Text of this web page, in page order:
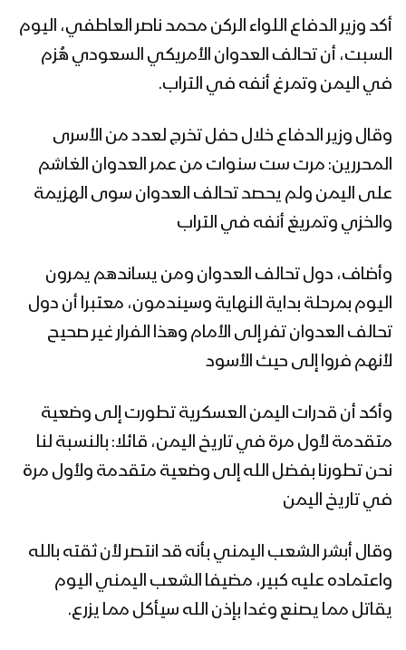
أكد وزير الدفاع اللواء الركن محمد ناصر العاطفي، اليوم
السبت، أن تحالف العدوان الأمريكي السعودي هُزم
في اليمن وتمرغ أنفه في التراب.
وقال وزير الدفاع خلال حفل تخرج لعدد من الأسرى
المحررين: مرت ست سنوات من عمر العدوان الغاشم
على اليمن ولم يحصد تحالف العدوان سوى الهزيمة
والخزي وتمريغ أنفه في التراب
وأضاف، دول تحالف العدوان ومن يساندهم يمرون
اليوم بمرحلة بداية النهاية وسيندمون، معتبرا أن دول
تحالف العدوان تفر إلى الأمام وهذا الفرار غير صحيح
لأنهم فروا إلى حيث الأسود
وأكد أن قدرات اليمن العسكرية تطورت إلى وضعية
متقدمة لأول مرة في تاريخ اليمن، قائلا: بالنسبة لنا
نحن تطورنا بفضل الله إلى وضعية متقدمة ولأول مرة
في تاريخ اليمن
وقال أبشر الشعب اليمني بأنه قد انتصر لأن ثقته بالله
واعتماده عليه كبير، مضيفا الشعب اليمني اليوم
يقاتل مما يصنع وغدا بإذن الله سيأكل مما يزرع.